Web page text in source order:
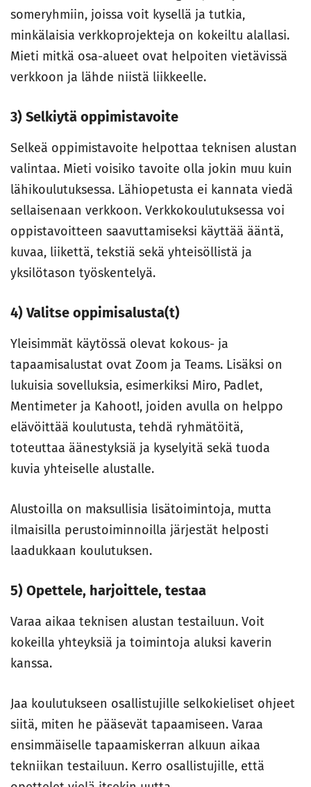
someryhmiin, joissa voit kysellä ja tutkia,
minkälaisia verkkoprojekteja on kokeiltu alallasi.
Mieti mitkä osa-alueet ovat helpoiten vietävissä
verkkoon ja lähde niistä liikkeelle.
3) Selkiytä oppimistavoite
Selkeä oppimistavoite helpottaa teknisen alustan
valintaa. Mieti voisiko tavoite olla jokin muu kuin
lähikoulutuksessa. Lähiopetusta ei kannata viedä
sellaisenaan verkkoon. Verkkokoulutuksessa voi
oppistavoitteen saavuttamiseksi käyttää ääntä,
kuvaa, liikettä, tekstiä sekä yhteisöllistä ja
yksilötason työskentelyä.
4) Valitse oppimisalusta(t)
Yleisimmät käytössä olevat kokous- ja
tapaamisalustat ovat Zoom ja Teams. Lisäksi on
lukuisia sovelluksia, esimerkiksi Miro, Padlet,
Mentimeter ja Kahoot!, joiden avulla on helppo
elävöittää koulutusta, tehdä ryhmätöitä,
toteuttaa äänestyksiä ja kyselyitä sekä tuoda
kuvia yhteiselle alustalle.
Alustoilla on maksullisia lisätoimintoja, mutta
ilmaisilla perustoiminnoilla järjestät helposti
laadukkaan koulutuksen.
5) Opettele, harjoittele, testaa
Varaa aikaa teknisen alustan testailuun. Voit
kokeilla yhteyksiä ja toimintoja aluksi kaverin
kanssa.
Jaa koulutukseen osallistujille selkokieliset ohjeet
siitä, miten he pääsevät tapaamiseen. Varaa
ensimmäiselle tapaamiskerran alkuun aikaa
tekniikan testailuun. Kerro osallistujille, että